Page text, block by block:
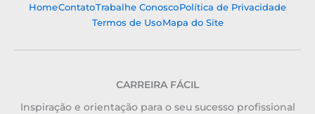
HomeContatoTrabalhe ConoscoPolítica de Privacidade
Termos de UsoMapa do Site
CARREIRA FÁCIL
Inspiração e orientação para o seu sucesso profissional